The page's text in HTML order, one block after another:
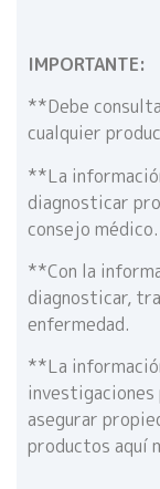
IMPORTANTE:
**Debe
cualquier
**La
diagnosticar
consejo médico.
**Con la
diagnosticar,
enfermedad.
**La
investigaciones
asegurar
productos aquí